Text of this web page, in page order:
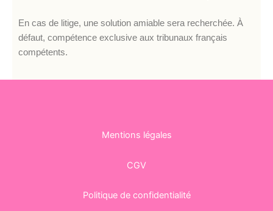
En cas de litige, une solution amiable sera recherchée. À
défaut, compétence exclusive aux tribunaux français
compétents.
Mentions légales
CGV
Politique de confidentialité